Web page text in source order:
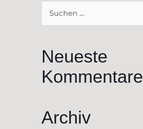
Suchen
nach:
Neueste
Kommentare
Archiv